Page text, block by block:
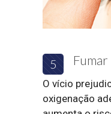
5 Fumar
O vício
oxigenação